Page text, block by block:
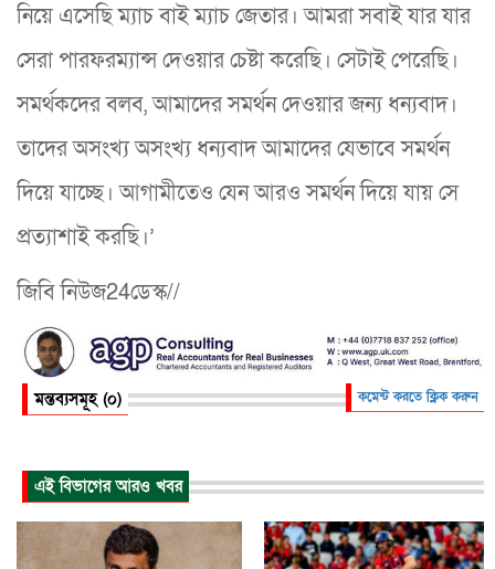
নিয়ে এসেছি ম্যাচ বাই ম্যাচ জেতার। আমরা সবাই যার যার
সেরা পারফরম্যান্স দেওয়ার চেষ্টা করেছি। সেটাই পেরেছি।
সমর্থকদের বলব, আমাদের সমর্থন দেওয়ার জন্য ধন্যবাদ।
তাদের অসংখ্য অসংখ্য ধন্যবাদ আমাদের যেভাবে সমর্থন
দিয়ে যাচ্ছে। আগামীতেও যেন আরও সমর্থন দিয়ে যায় সে
প্রত্যাশাই করছি।’
জিবি নিউজ24ডেস্ক//
মন্তব্যসমূহ (০) কমেন্ট করতে ক্লিক করুন
এই বিভাগের আরও খবর